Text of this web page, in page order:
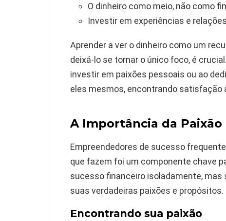
O dinheiro como meio, não como
Investir em experiências e
Aprender a ver o dinheiro como um
deixá-lo se tornar o único foco, é
investir em paixões pessoais ou ao
eles mesmos, encontrando satisfação
A Importância da
Empreendedores de sucesso
que fazem foi um componente chave
sucesso financeiro isoladamente,
suas verdadeiras paixões e propósitos.
Encontrando sua paixão